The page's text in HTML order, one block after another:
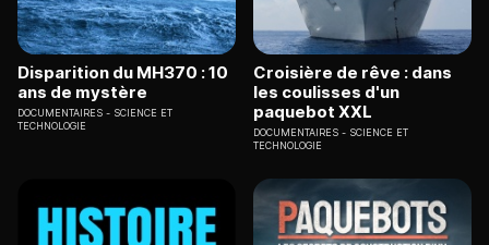
Disparition du MH370 : 10
ans de mystère
DOCUMENTAIRES
SCIENCE ET
TECHNOLOGIE
Croisière de rêve : dans
les coulisses d'un
paquebot XXL
DOCUMENTAIRES
SCIENCE ET
TECHNOLOGIE